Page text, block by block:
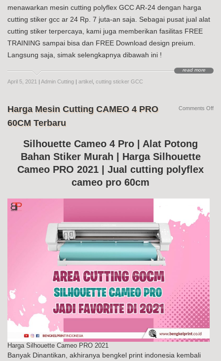
menawarkan mesin cutting polyflex GCC AR-24 dengan harga
cutting stiker gcc ar 24 Rp. 7 juta-an saja. Sebagai pusat jual alat
cutting stiker terpercaya, kami juga memberikan fasilitas FREE
TRAINING sampai bisa dan FREE Download design preium.
Langsung saja, simak selengkapnya dibawah ini !
read more
April 5, 2021 | Admin Cutting | artikel cutting sticker GCC
Harga Mesin Cutting CAMEO 4 PRO
60CM Terbaru
Silhouette Cameo 4 Pro | Alat Potong
Bahan Stiker Murah | Harga Silhouette
Cameo PRO 2021 | Jual cutting polyflex
cameo pro 60cm
Harga Silhouette Cameo PRO 2021
Banyak Dinantikan, akhiranya bengkel print indonesia kembali
Comments Offon